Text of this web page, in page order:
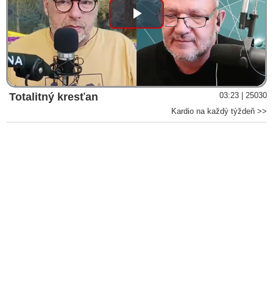
Play
Video
Totalitný kresťan
03:23 | 25030
Kardio na každý týždeň >>